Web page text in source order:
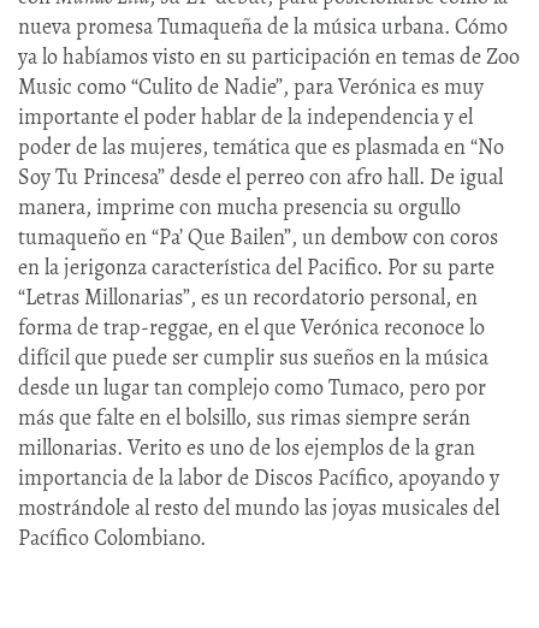
nueva promesa Tumaqueña de la música urbana. Cómo
ya lo habíamos visto en su participación en temas de Zoo
Music como “Culito de Nadie”, para Verónica es muy
importante el poder hablar de la independencia y el
poder de las mujeres, temática que es plasmada en “No
Soy Tu Princesa” desde el perreo con afro hall. De igual
manera, imprime con mucha presencia su orgullo
tumaqueño en “Pa’ Que Bailen”, un dembow con coros
en la jerigonza característica del Pacifico. Por su parte
“Letras Millonarias”, es un recordatorio personal, en
forma de trap-reggae, en el que Verónica reconoce lo
difícil que puede ser cumplir sus sueños en la música
desde un lugar tan complejo como Tumaco, pero por
más que falte en el bolsillo, sus rimas siempre serán
millonarias. Verito es uno de los ejemplos de la gran
importancia de la labor de Discos Pacífico, apoyando y
mostrándole al resto del mundo las joyas musicales del
Pacífico Colombiano.